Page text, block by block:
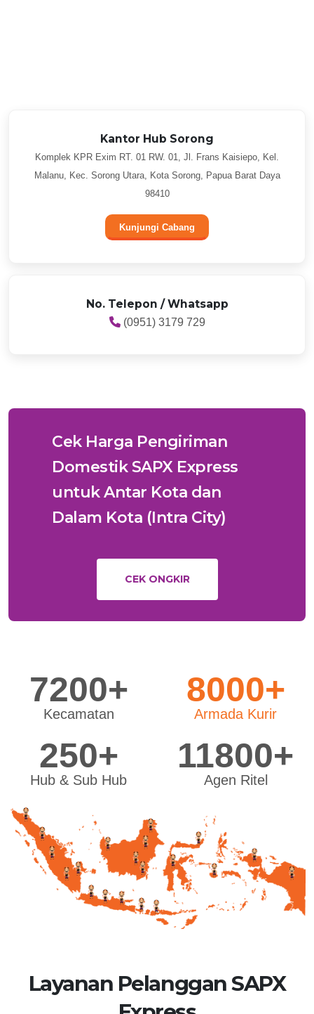
Kantor Hub Sorong
Komplek KPR Exim RT. 01 RW. 01, Jl. Frans Kaisiepo, Kel.
Malanu, Kec. Sorong Utara, Kota Sorong, Papua Barat Daya
98410
Kunjungi Cabang
No. Telepon / Whatsapp
(0951) 3179 729
Cek Harga Pengiriman
Domestik SAPX Express
untuk Antar Kota dan
Dalam Kota (Intra City)
CEK ONGKIR
7200+
Kecamatan
8000+
Armada Kurir
250+
Hub & Sub Hub
11800+
Agen Ritel
Layanan Pelanggan SAPX